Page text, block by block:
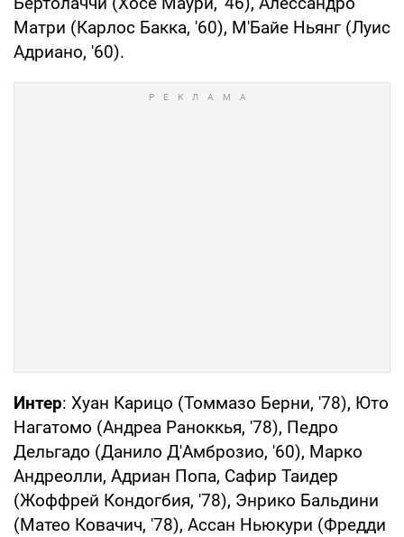
Матри (Карлос Бакка, '60), М'Байе Ньянг (Луис
Адриано, '60).
Интер: Хуан Карицо (Томмазо Берни, '78), Юто
Нагатомо (Андреа Раноккья, '78), Педро
Дельгадо (Данило Д'Амброзио, '60), Марко
Андреолли, Адриан Попа, Сафир Таидер
(Жоффрей Кондогбия, '78), Энрико Бальдини
(Матео Ковачич, '78), Ассан Ньюкури (Фредди